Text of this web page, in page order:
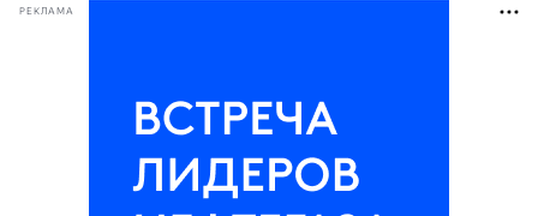
РЕКЛАМА